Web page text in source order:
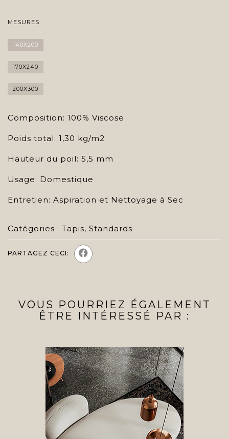
MESURES
140X200
170X240
200X300
Composition: 100% Viscose
Poids total: 1,30 kg/m2
Hauteur du poil: 5,5 mm
Usage: Domestique
Entretien: Aspiration et Nettoyage à Sec
Catégories : Tapis, Standards
PARTAGEZ CECI:
VOUS POURRIEZ ÉGALEMENT
ÊTRE INTÉRESSÉ PAR :